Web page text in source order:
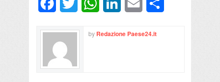
FacebookTwitter WhatsAppLinkedInEmail
by Redazione Paese24.it